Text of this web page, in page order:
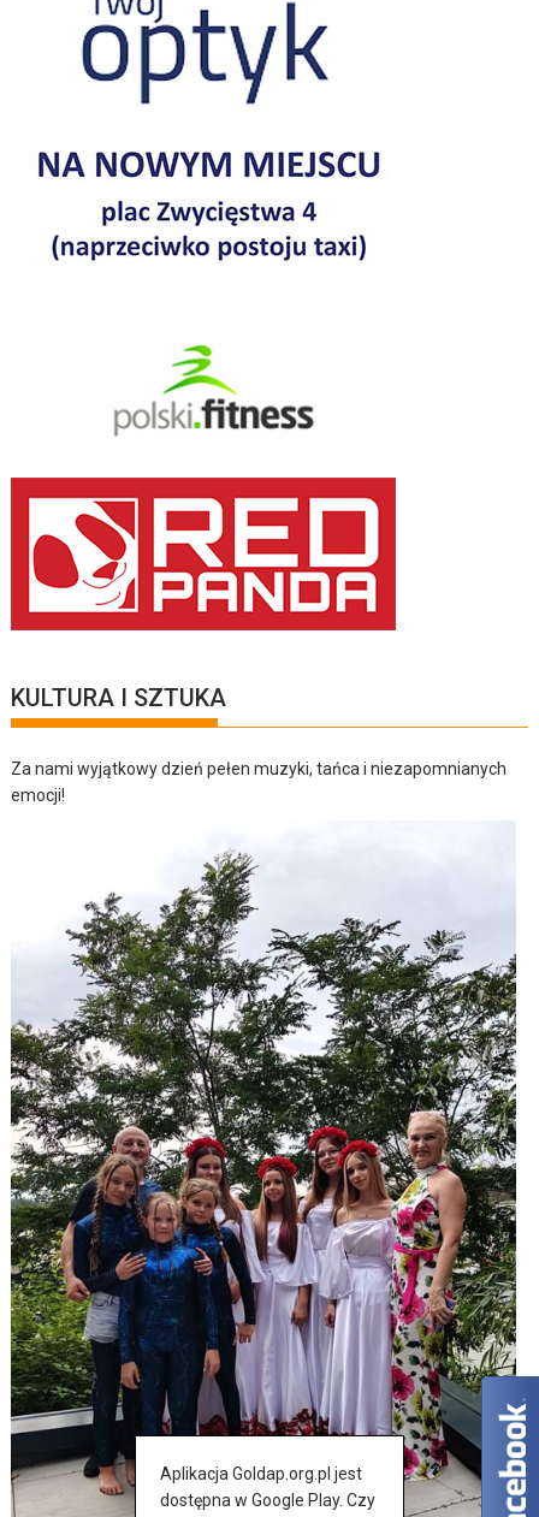
KULTURA I SZTUKA
Za nami wyjątkowy dzień pełen muzyki, tańca i niezapomnianych
emocji!
Aplikacja Goldap.org.pl jest
dostępna w Google Play. Czy